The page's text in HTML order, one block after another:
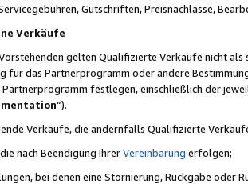
Gutschriften, Preisnachlässe,
Verkäufe
gelten Qualifizierte Verkäufe nicht
für das Partnerprogramm oder andere
festlegen, einschließlich der
“).
Verkäufe, die andernfalls Qualifizierte
nach Beendigung IhrerVereinbarung erfolgen;
bei denen eine Stornierung, Rückgabe oder